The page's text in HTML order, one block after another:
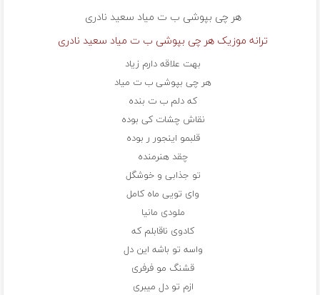
هر چی بپوشی ب ت میاد سعید نادری
ترانه موزیک هر چی بپوشی ب ت میاد سعید نادری
بهت علاقه دارم زیاد
هر چی بپوشی ب ت میاد
که دلم ب ت بنده
نقاش چشات کی بوده
قلبمو اینجور ر بوده
چقد هنرمنده
تو جذابی و خوشگل
وای تویی ماه کامل
ملودی مانیا
کادوی ناقابلم که
واسه تو باشه این دل
قشنگ مو فرفری
ازم تو دل میبری